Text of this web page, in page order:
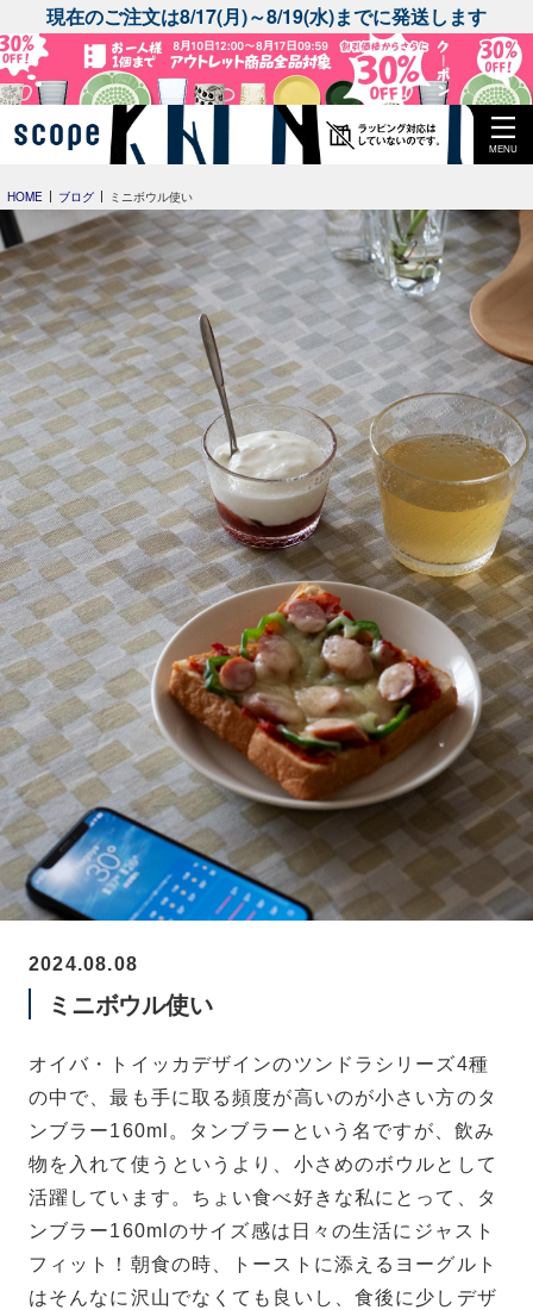
現在のご注文は8/17(月)～8/19(水)までに発送します
MENU
HOME ブログ ミニボウル使い
2024.08.08
ミニボウル使い
オイバ・トイッカデザインのツンドラシリーズ4種
の中で、最も手に取る頻度が高いのが小さい方のタ
ンブラー160ml。タンブラーという名ですが、飲み
物を入れて使うというより、小さめのボウルとして
活躍しています。ちょい食べ好きな私にとって、タ
ンブラー160mlのサイズ感は日々の生活にジャスト
フィット！朝食の時、トーストに添えるヨーグルト
はそんなに沢山でなくても良いし、食後に少しデザ